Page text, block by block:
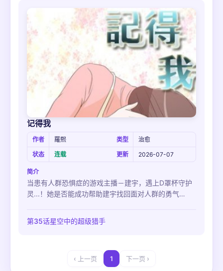
记得我
作者 羅熙 类型
治愈
状态
连载 更新 2026-07-07
简介
当患有人群恐惧症的游戏主播－建宇，遇上D罩杯守护
灵...！她是否能成功帮助建宇找回面对人群的勇气
第35话星空中的超级猎手
‹ 上一页 1 下一页 ›